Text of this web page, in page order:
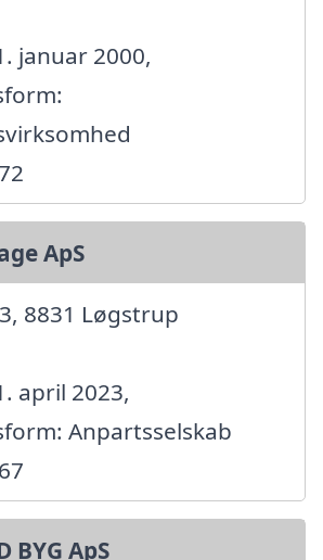
januar 2000,
ApS
8831 Løgstrup
april 2023,
Anpartsselskab
BYG ApS